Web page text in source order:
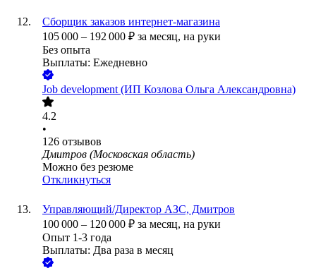
Сборщик заказов интернет-магазина
105 000 – 192 000 ₽ за месяц, на руки
Без опыта
Выплаты: Ежедневно
Job development (ИП Козлова Ольга Александровна)
4.2
•
126 отзывов
Дмитров (Московская область)
Можно без резюме
Откликнуться
Управляющий/Директор АЗС, Дмитров
100 000 – 120 000 ₽ за месяц, на руки
Опыт 1-3 года
Выплаты: Два раза в месяц